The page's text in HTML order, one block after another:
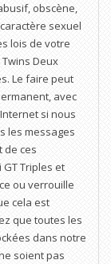
obscène,
sexuel
lois de votre
Deux
Le faire peut
avec
si nous
les messages
de ces
Triples et
ou verrouille
cela est
que toutes les
dans notre
soient pas